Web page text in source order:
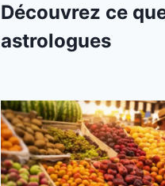
Découvrez ce
astrologues